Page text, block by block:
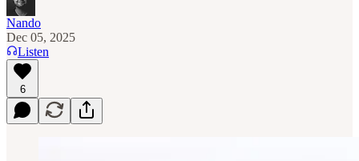
Nando
Dec 05, 2025
Listen
6